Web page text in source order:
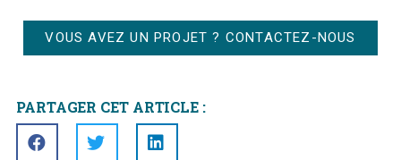
VOUS AVEZ UN PROJET ? CONTACTEZ-NOUS
PARTAGER CET ARTICLE :